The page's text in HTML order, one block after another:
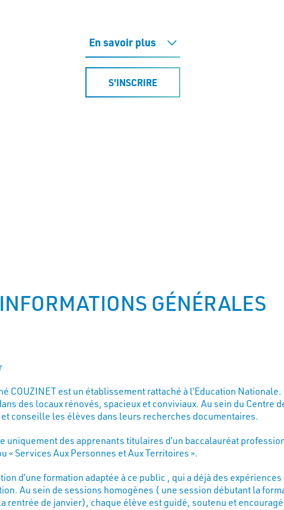
En savoir plus
S'INSCRIRE
GÉNÉRALES
COUZINET est un établissement rattaché à l’Education
des locaux rénovés, spacieux et conviviaux. Au sein du Centre
conseille les élèves dans leurs recherches documentaires.
uniquement des apprenants titulaires d’un baccalauréat
« Services Aux Personnes et Aux Territoires ».
d’une formation adaptée à ce public , qui a déjà des
Au sein de sessions homogènes ( une session débutant la
rentrée de janvier), chaque élève est guidé, soutenu et